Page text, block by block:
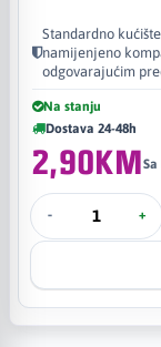
Standardno
namijenjeno
odgovarajućim
Na stanju
Dostava 24-48h
2,90KMSa
- +